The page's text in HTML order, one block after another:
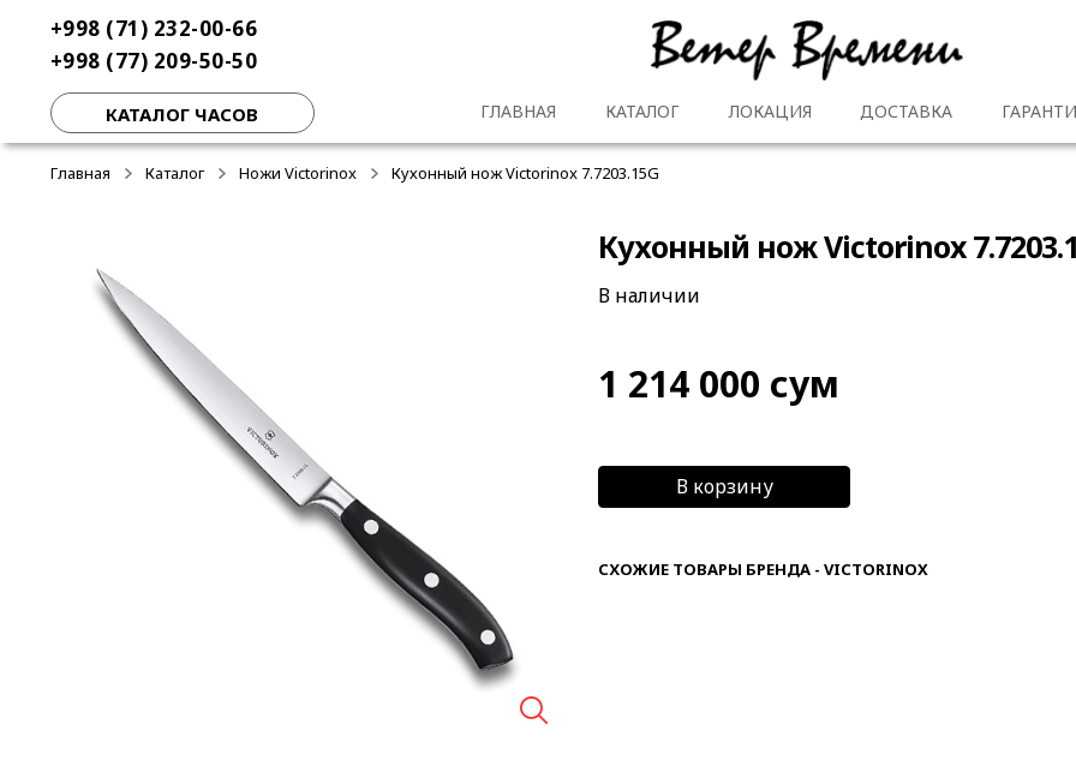
навигации
содержимому
+998 (71) 232-00-66
+998 (77) 209-50-50
КАТАЛОГ ЧАСОВ ГЛАВНАЯ КАТАЛОГ ЛОКАЦИЯ ДОСТАВКА
Главная Каталог Ножи Victorinox Кухонный нож Victorinox 7.7203.15G
Кухонный нож Victorinox
В наличии
1 214 000 сум
В корзину
СХОЖИЕ ТОВАРЫ БРЕНДА - VICTORINOX